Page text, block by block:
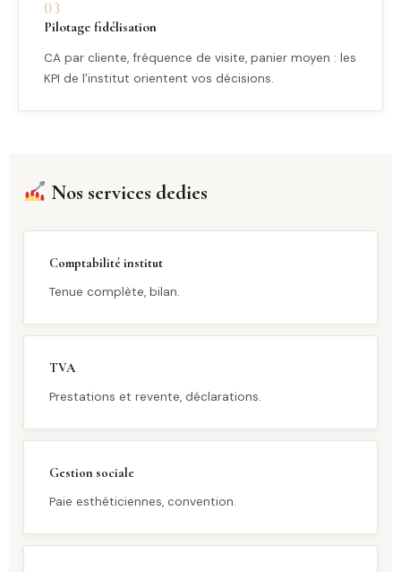
03
Pilotage fidélisation
CA par cliente, fréquence de visite, panier moyen : les
KPI de l'institut orientent vos décisions.
Nos services dedies
Comptabilité institut
Tenue complète, bilan.
TVA
Prestations et revente, déclarations.
Gestion sociale
Paie esthéticiennes, convention.